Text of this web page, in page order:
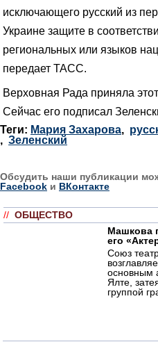
исключающего русский из
Украине защите в
региональных или языков
передает ТАСС.
Верховная Рада приняла
Сейчас его подписал
Теги: Мария Захарова,
, Зеленский
Обсудить наши публикации
Facebook и ВКонтакте
// ОБЩЕСТВО
Машкова
его
Союз
основным
Ялте,
группой